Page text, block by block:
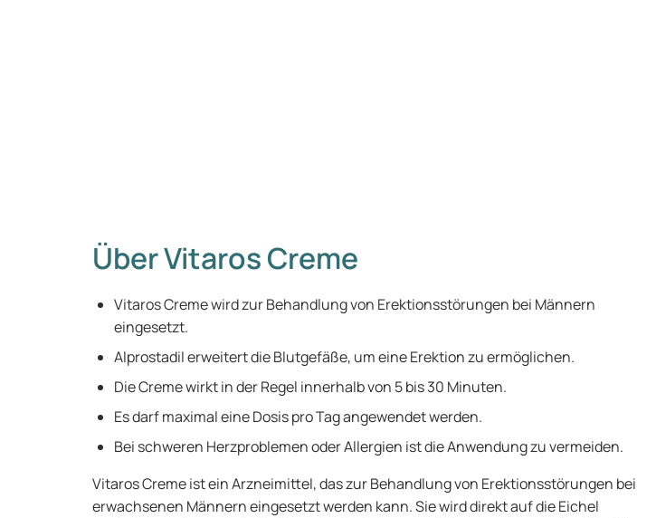
Über Vitaros Creme
Vitaros Creme wird zur Behandlung von Erektionsstörungen bei Männern
eingesetzt.
Alprostadil erweitert die Blutgefäße, um eine Erektion zu ermöglichen.
Die Creme wirkt in der Regel innerhalb von 5 bis 30 Minuten.
Es darf maximal eine Dosis pro Tag angewendet werden.
Bei schweren Herzproblemen oder Allergien ist die Anwendung zu vermeiden.
Vitaros Creme ist ein Arzneimittel, das zur Behandlung von Erektionsstörungen bei
erwachsenen Männern eingesetzt werden kann. Sie wird direkt auf die Eichel